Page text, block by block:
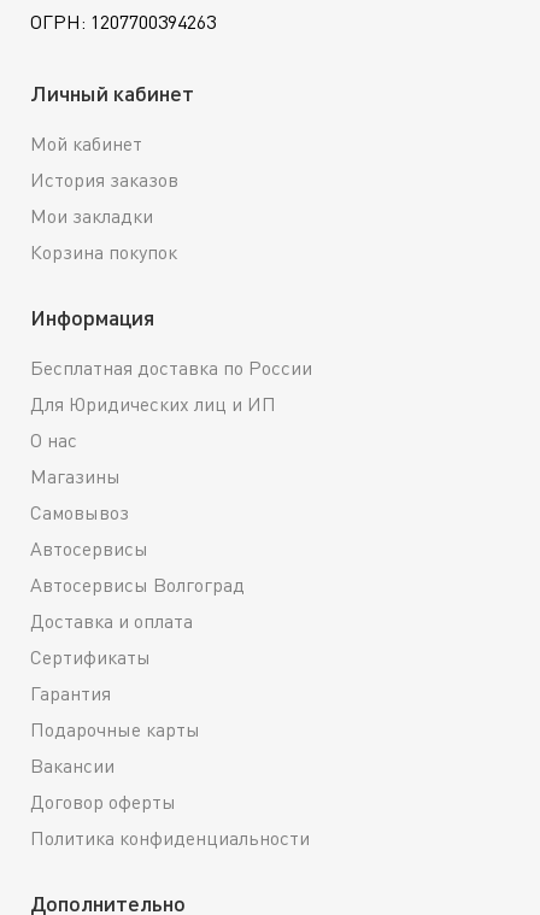
ОГРН: 1207700394263
Личный кабинет
Мой кабинет
История заказов
Мои закладки
Корзина покупок
Информация
Бесплатная доставка по России
Для Юридических лиц и ИП
О нас
Магазины
Самовывоз
Автосервисы
Автосервисы Волгоград
Доставка и оплата
Сертификаты
Гарантия
Подарочные карты
Вакансии
Договор оферты
Политика конфиденциальности
Дополнительно